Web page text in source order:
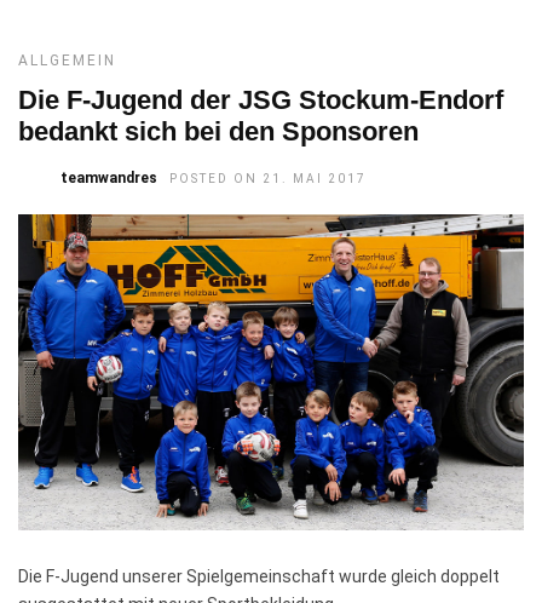
ALLGEMEIN
Die F-Jugend der JSG Stockum-Endorf
bedankt sich bei den Sponsoren
teamwandres POSTED ON 21. MAI 2017
Die F-Jugend unserer Spielgemeinschaft wurde gleich doppelt